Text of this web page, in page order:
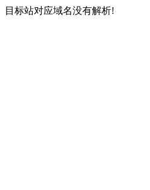
目标站对应域名没有解析!